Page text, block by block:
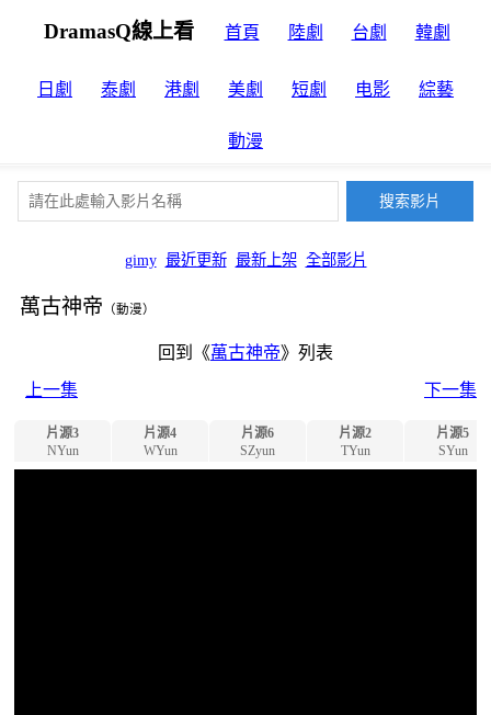
DramasQ線上看 首頁 陸劇 台劇 韓劇
日劇 泰劇 港劇 美劇 短劇 电影 綜藝
動漫
gimy 最近更新 最新上架 全部影片
萬古神帝 （動漫）
回到《萬古神帝》列表
上一集
下一集
片源3
NYun
片源4
WYun
片源6
SZyun
片源2
TYun
片源5
SYun